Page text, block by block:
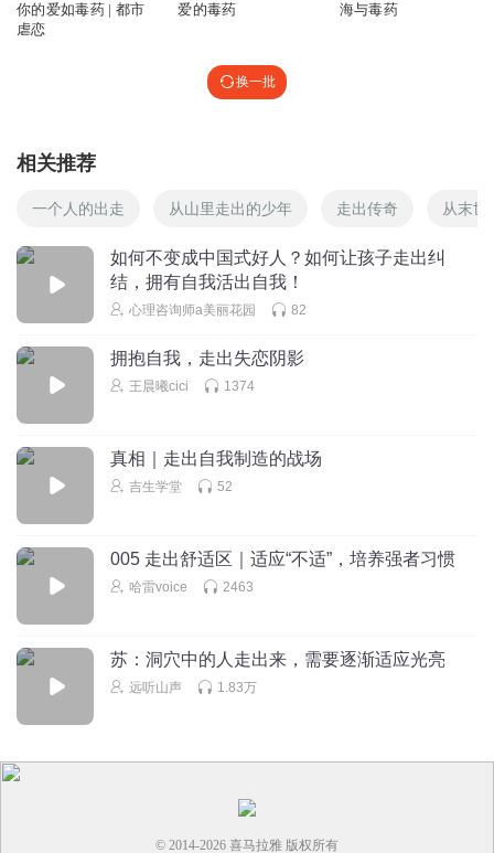
你的爱如毒药 | 都市
虐恋
爱的毒药 海与毒药
换一批
相关推荐
一个人的出走 从山里走出的少年 走出传奇 从末世
如何不变成中国式好人？如何让孩子走出纠
结，拥有自我活出自我！
心理咨询师a美丽花园 82
拥抱自我，走出失恋阴影
王晨曦cici 1374
真相｜走出自我制造的战场
吉生学堂 52
005 走出舒适区｜适应“不适”，培养强者习惯
哈雷voice 2463
苏：洞穴中的人走出来，需要逐渐适应光亮
远听山声 1.83万
© 2014-2026 喜马拉雅 版权所有